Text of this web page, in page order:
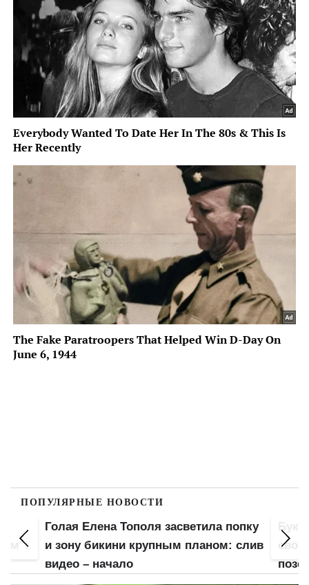
ПОПУЛЯРНЫЕ НОВОСТИ
Голая Елена Тополя засветила попку
и зону бикини крупным планом: слив
видео – начало